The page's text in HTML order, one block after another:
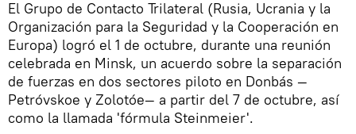
El Grupo de Contacto Trilateral (Rusia, Ucrania y la
Organización para la Seguridad y la Cooperación en
Europa) logró el 1 de octubre, durante una reunión
celebrada en Minsk, un acuerdo sobre la separación
de fuerzas en dos sectores piloto en Donbás —
Petróvskoe y Zolotóe— a partir del 7 de octubre, así
como la llamada 'fórmula Steinmeier'.